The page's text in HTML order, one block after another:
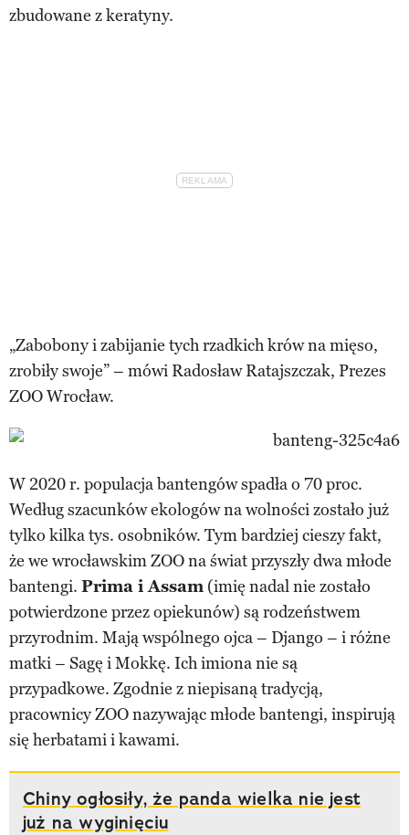
zbudowane z keratyny.
„Zabobony i zabijanie tych rzadkich krów na mięso,
zrobiły swoje” – mówi Radosław Ratajszczak, Prezes
ZOO Wrocław.
W 2020 r. populacja bantengów spadła o 70 proc.
Według szacunków ekologów na wolności zostało już
tylko kilka tys. osobników. Tym bardziej cieszy fakt,
że we wrocławskim ZOO na świat przyszły dwa młode
bantengi. Prima i Assam (imię nadal nie zostało
potwierdzone przez opiekunów) są rodzeństwem
przyrodnim. Mają wspólnego ojca – Django – i różne
matki – Sagę i Mokkę. Ich imiona nie są
przypadkowe. Zgodnie z niepisaną tradycją,
pracownicy ZOO nazywając młode bantengi, inspirują
się herbatami i kawami.
Chiny ogłosiły, że panda wielka nie jest
już na wyginięciu